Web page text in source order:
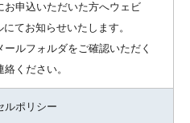
お申込いただいた方へウェビ
てお知らせいたします。
ルフォルダをご確認いただく
ください。
ルポリシー